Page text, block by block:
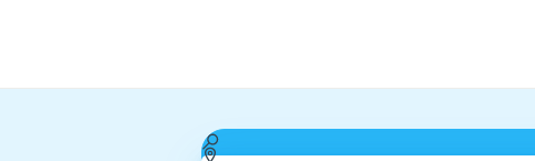
Beruf oder Unternehmen